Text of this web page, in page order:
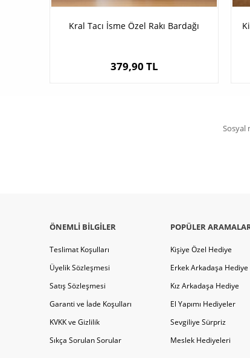
Kral Tacı İsme Özel Rakı Bardağı
379,90 TL
Sosyal
ÖNEMLI BILGILER
Teslimat Koşulları
Üyelik Sözleşmesi
Satış Sözleşmesi
Garanti ve İade Koşulları
KVKK ve Gizlilik
Sıkça Sorulan Sorular
POPÜLER
Kişiye Özel Hediye
Erkek Arkadaşa Hediye
Kız Arkadaşa Hediye
El Yapımı Hediyeler
Sevgiliye Sürpriz
Meslek Hediyeleri